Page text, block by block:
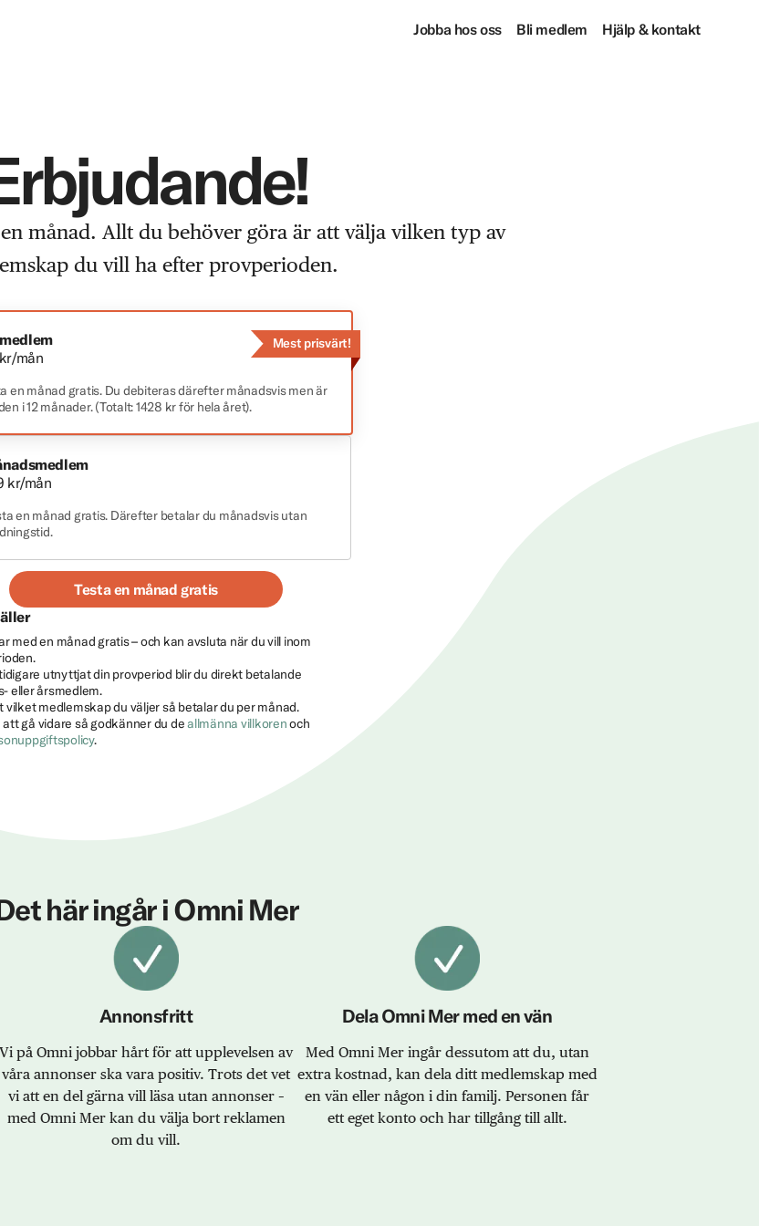
Jobba hos oss Bli medlem Hjälp & kontakt
månad. Allt du behöver göra är att välja vilken typ av
du vill ha efter provperioden.
mån
en månad gratis. Du debiteras därefter månadsvis men är
i 12 månader. (Totalt: 1428 kr för hela året).
Mest prisvärt!
kr/mån
en månad gratis. Därefter betalar du månadsvis utan
Testa en månad gratis
med en månad gratis – och kan avsluta när du vill inom
utnyttjat din provperiod blir du direkt betalande
eller årsmedlem.
vilket medlemskap du väljer så betalar du per månad.
att gå vidare så godkänner du deallmänna villkorenoch
.
här ingår i Omni Mer
Annonsfritt
Vi på Omni jobbar hårt för att upplevelsen av
våra annonser ska vara positiv. Trots det vet
vi att en del gärna vill läsa utan annonser –
med Omni Mer kan du välja bort reklamen
om du vill.
Dela Omni Mer med en vän
Med Omni Mer ingår dessutom att du, utan
extra kostnad, kan dela ditt medlemskap med
en vän eller någon i din familj. Personen får
ett eget konto och har tillgång till allt.